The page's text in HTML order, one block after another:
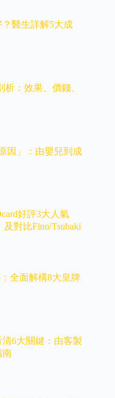
醫生詳解5大成
：效果、價錢、
因」：由嬰兒到成
好評3大人氣
對比Fino/Tsubaki
：全面解構8大皇牌
6大關鍵：由客製
南